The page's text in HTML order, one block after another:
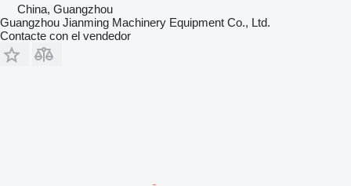
China, Guangzhou
Guangzhou Jianming Machinery Equipment Co., Ltd.
Contacte con el vendedor